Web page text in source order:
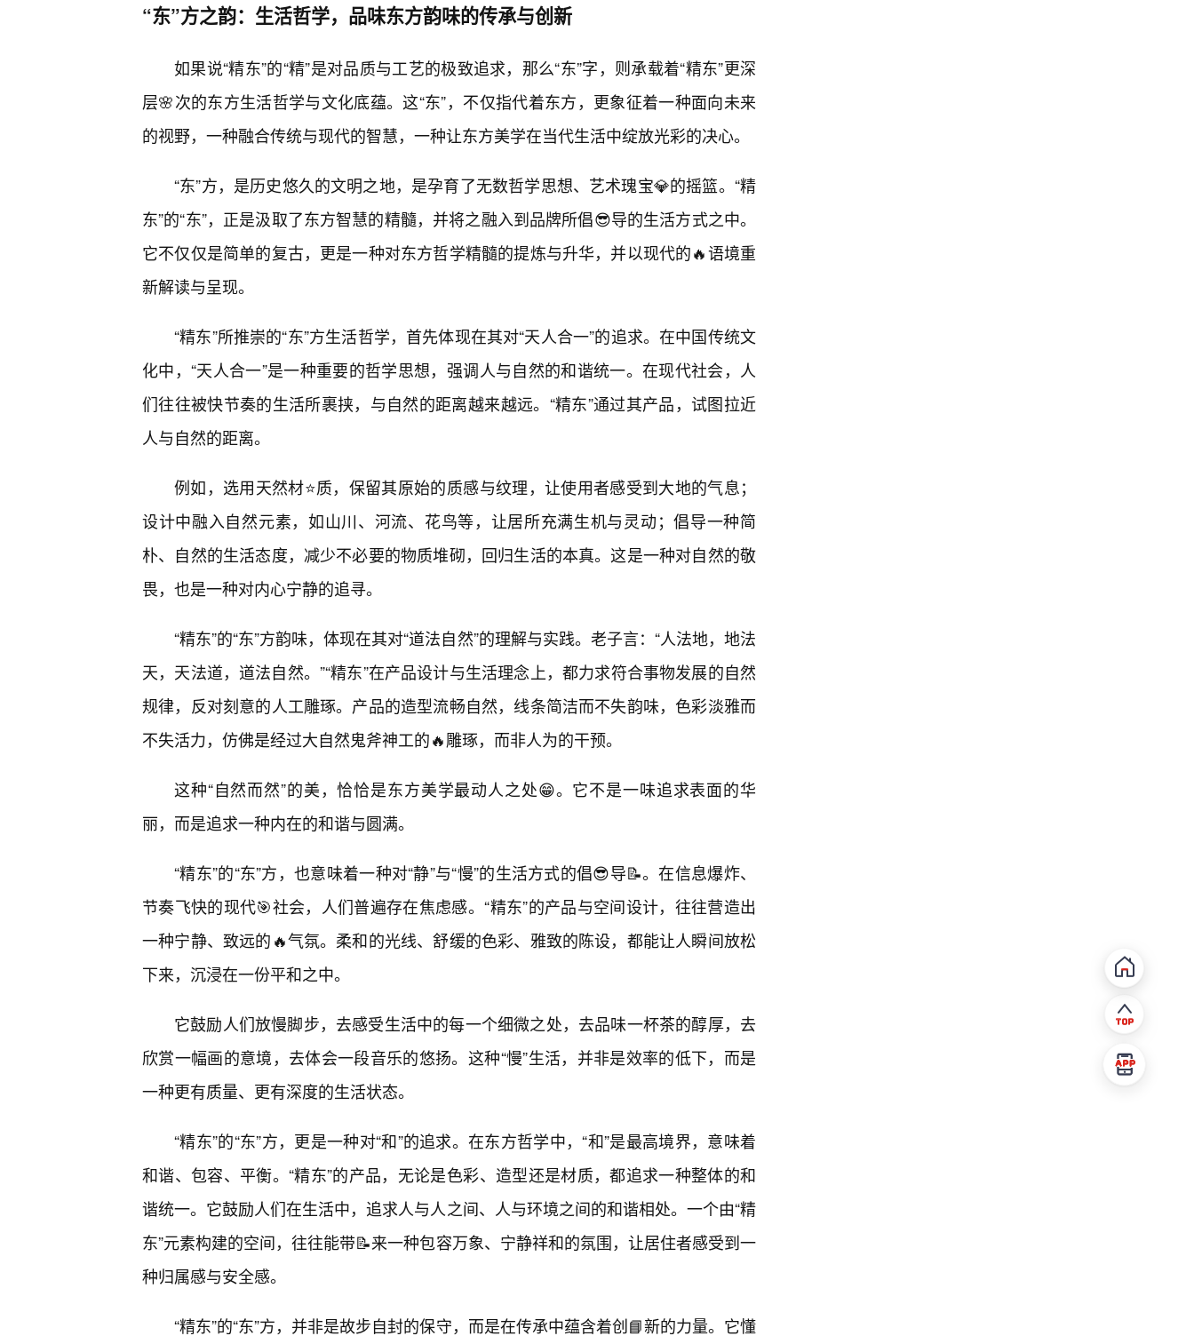
“东”方之韵：生活哲学，品味东方韵味的传承与创新
如果说“精东”的“精”是对品质与工艺的极致追求，那么“东”字，则承载着“精东”更深
层🌸次的东方生活哲学与文化底蕴。这“东”，不仅指代着东方，更象征着一种面向未来
的视野，一种融合传统与现代的智慧，一种让东方美学在当代生活中绽放光彩的决心。
“东”方，是历史悠久的文明之地，是孕育了无数哲学思想、艺术瑰宝💎的摇篮。“精
东”的“东”，正是汲取了东方智慧的精髓，并将之融入到品牌所倡😎导的生活方式之中。
它不仅仅是简单的复古，更是一种对东方哲学精髓的提炼与升华，并以现代的🔥语境重
新解读与呈现。
“精东”所推崇的“东”方生活哲学，首先体现在其对“天人合一”的追求。在中国传统文
化中，“天人合一”是一种重要的哲学思想，强调人与自然的和谐统一。在现代社会，人
们往往被快节奏的生活所裹挟，与自然的距离越来越远。“精东”通过其产品，试图拉近
人与自然的距离。
例如，选用天然材⭐质，保留其原始的质感与纹理，让使用者感受到大地的气息；
设计中融入自然元素，如山川、河流、花鸟等，让居所充满生机与灵动；倡导一种简
朴、自然的生活态度，减少不必要的物质堆砌，回归生活的本真。这是一种对自然的敬
畏，也是一种对内心宁静的追寻。
“精东”的“东”方韵味，体现在其对“道法自然”的理解与实践。老子言：“人法地，地法
天，天法道，道法自然。”“精东”在产品设计与生活理念上，都力求符合事物发展的自然
规律，反对刻意的人工雕琢。产品的造型流畅自然，线条简洁而不失韵味，色彩淡雅而
不失活力，仿佛是经过大自然鬼斧神工的🔥雕琢，而非人为的干预。
这种“自然而然”的美，恰恰是东方美学最动人之处😁。它不是一味追求表面的华
丽，而是追求一种内在的和谐与圆满。
“精东”的“东”方，也意味着一种对“静”与“慢”的生活方式的倡😎导📝。在信息爆炸、
节奏飞快的现代🎯社会，人们普遍存在焦虑感。“精东”的产品与空间设计，往往营造出
一种宁静、致远的🔥气氛。柔和的光线、舒缓的色彩、雅致的陈设，都能让人瞬间放松
下来，沉浸在一份平和之中。
它鼓励人们放慢脚步，去感受生活中的每一个细微之处，去品味一杯茶的醇厚，去
欣赏一幅画的意境，去体会一段音乐的悠扬。这种“慢”生活，并非是效率的低下，而是
一种更有质量、更有深度的生活状态。
“精东”的“东”方，更是一种对“和”的追求。在东方哲学中，“和”是最高境界，意味着
和谐、包容、平衡。“精东”的产品，无论是色彩、造型还是材质，都追求一种整体的和
谐统一。它鼓励人们在生活中，追求人与人之间、人与环境之间的和谐相处。一个由“精
东”元素构建的空间，往往能带📝来一种包容万象、宁静祥和的氛围，让居住者感受到一
种归属感与安全感。
“精东”的“东”方，并非是故步自封的保守，而是在传承中蕴含着创📘新的力量。它懂